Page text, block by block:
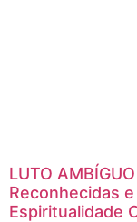
LUTO
Reconhecidas
Espiritualidade